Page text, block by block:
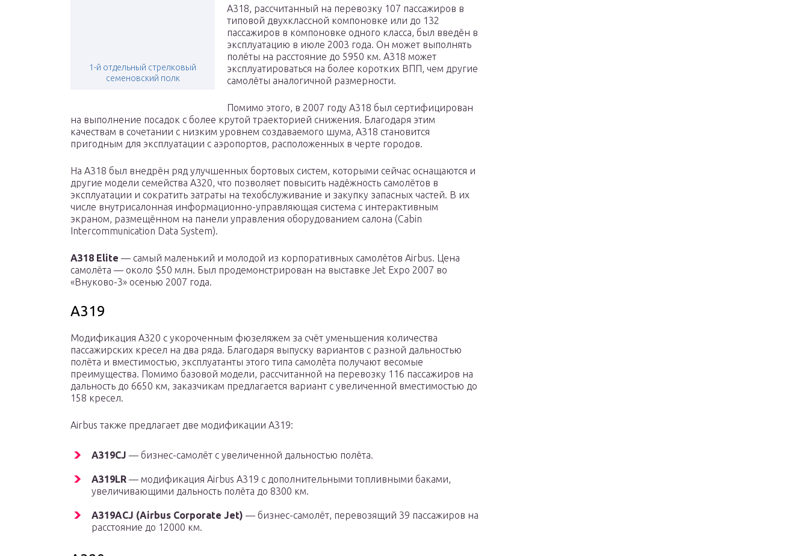
1-й отдельный стрелковый
семеновский полк
A318, рассчитанный на перевозку 107 пассажиров в
типовой двухклассной компоновке или до 132
пассажиров в компоновке одного класса, был введён в
эксплуатацию в июле 2003 года. Он может выполнять
полёты на расстояние до 5950 км. A318 может
эксплуатироваться на более коротких ВПП, чем другие
самолёты аналогичной размерности.
Помимо этого, в 2007 году A318 был сертифицирован
на выполнение посадок с более крутой траекторией снижения. Благодаря этим
качествам в сочетании с низким уровнем создаваемого шума, A318 становится
пригодным для эксплуатации с аэропортов, расположенных в черте городов.
На A318 был внедрён ряд улучшенных бортовых систем, которыми сейчас оснащаются и
другие модели семейства A320, что позволяет повысить надёжность самолётов в
эксплуатации и сократить затраты на техобслуживание и закупку запасных частей. В их
числе внутрисалонная информационно-управляющая система с интерактивным
экраном, размещённом на панели управления оборудованием салона (Cabin
Intercommunication Data System).
A318 Elite — самый маленький и молодой из корпоративных самолётов Airbus. Цена
самолёта — около $50 млн. Был продемонстрирован на выставке Jet Expo 2007 во
«Внуково-3» осенью 2007 года.
A319
Модификация A320 с укороченным фюзеляжем за счёт уменьшения количества
пассажирских кресел на два ряда. Благодаря выпуску вариантов с разной дальностью
полёта и вместимостью, эксплуатанты этого типа самолёта получают весомые
преимущества. Помимо базовой модели, рассчитанной на перевозку 116 пассажиров на
дальность до 6650 км, заказчикам предлагается вариант с увеличенной вместимостью до
158 кресел.
Airbus также предлагает две модификации A319:
A319CJ — бизнес-самолёт с увеличенной дальностью полёта.
A319LR — модификация Airbus A319 с дополнительными топливными баками,
увеличивающими дальность полёта до 8300 км.
A319ACJ (Airbus Corporate Jet) — бизнес-самолёт, перевозящий 39 пассажиров на
расстояние до 12000 км.